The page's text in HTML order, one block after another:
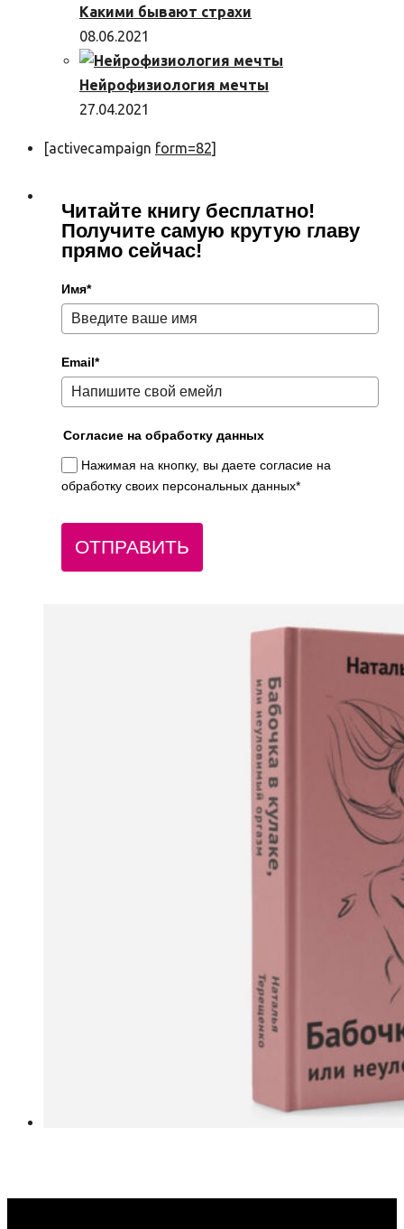
Какими бывают страхи
08.06.2021
Нейрофизиология мечты
27.04.2021
[activecampaign form=82]
Читайте книгу бесплатно!
Получите самую крутую главу
прямо сейчас!
Имя*
Email*
Согласие на обработку данных
Нажимая на кнопку, вы даете согласие на
обработку своих персональных данных*
ОТПРАВИТЬ